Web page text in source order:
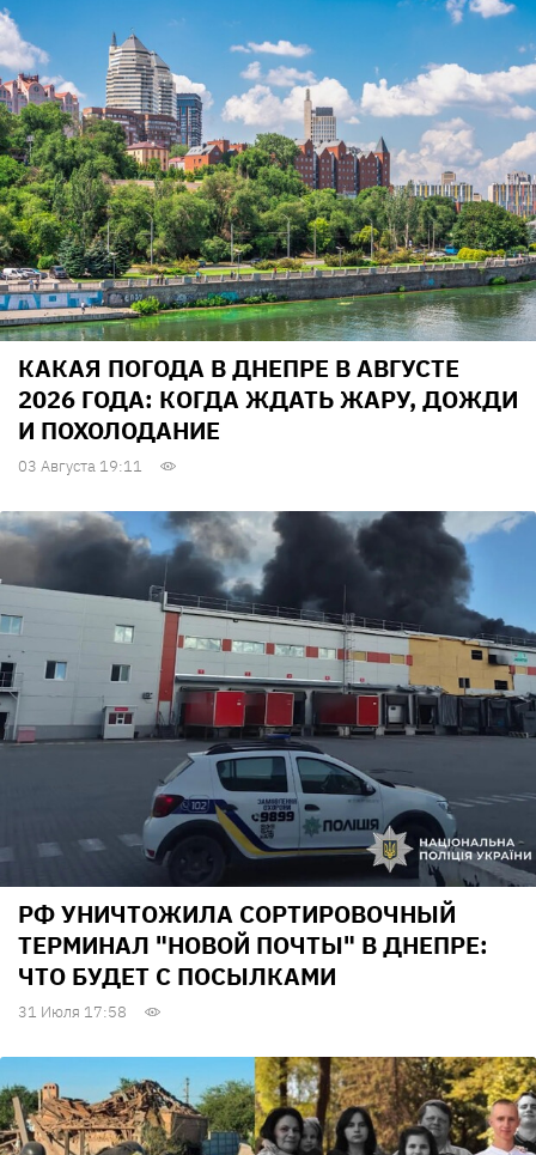
КАКАЯ ПОГОДА В ДНЕПРЕ В АВГУСТЕ
2026 ГОДА: КОГДА ЖДАТЬ ЖАРУ, ДОЖДИ
И ПОХОЛОДАНИЕ
03 Августа 19:11
РФ УНИЧТОЖИЛА СОРТИРОВОЧНЫЙ
ТЕРМИНАЛ "НОВОЙ ПОЧТЫ" В ДНЕПРЕ:
ЧТО БУДЕТ С ПОСЫЛКАМИ
31 Июля 17:58